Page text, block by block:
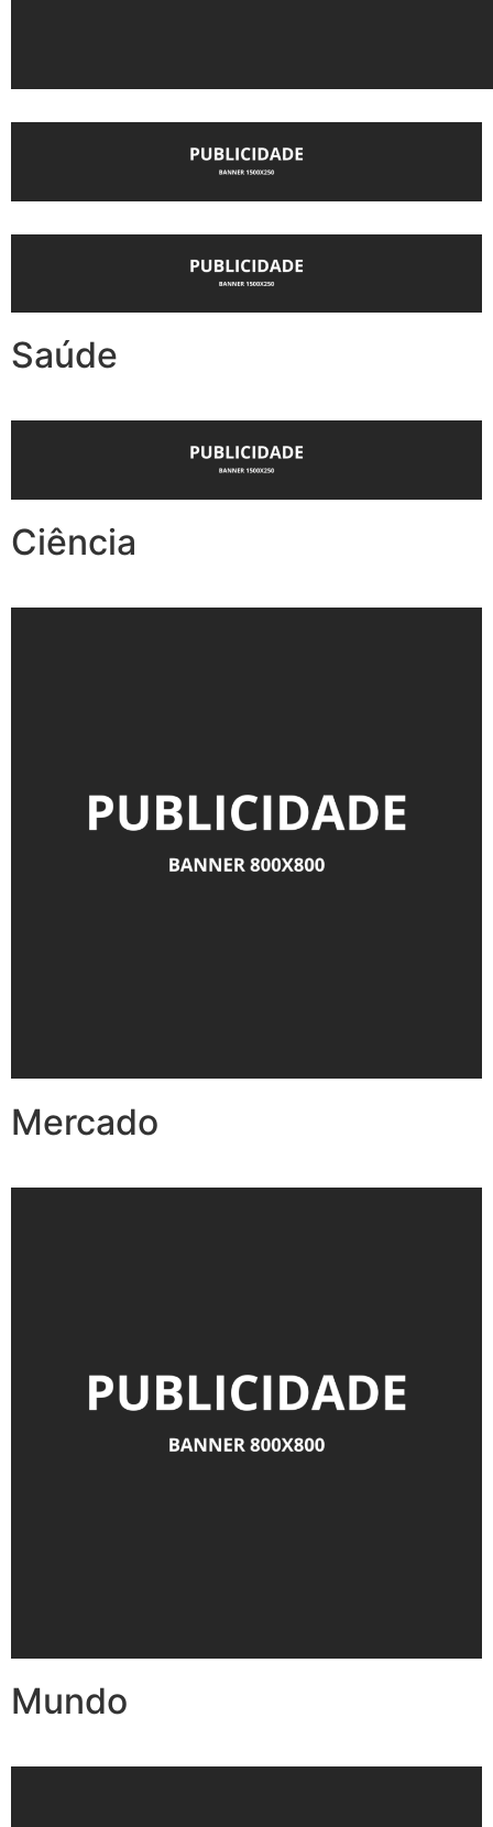
Saúde
Ciência
Mercado
Mundo